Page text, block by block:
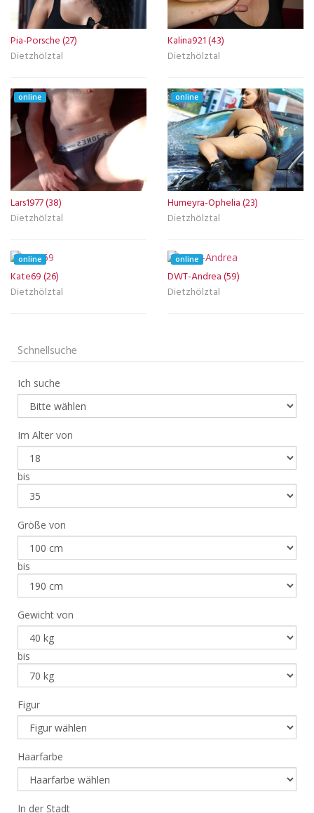
Pia-Porsche (27)
Dietzhölztal
Kalina921 (43)
Dietzhölztal
online
Lars1977 (38)
Dietzhölztal
online
Humeyra-Ophelia (23)
Dietzhölztal
online
Kate69 (26)
Dietzhölztal
online
DWT-Andrea (59)
Dietzhölztal
Schnellsuche
Ich suche
Im Alter von
bis
Größe von
bis
Gewicht von
bis
Figur
Haarfarbe
In der Stadt